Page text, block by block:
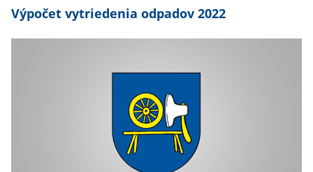
Výpočet vytriedenia odpadov 2022